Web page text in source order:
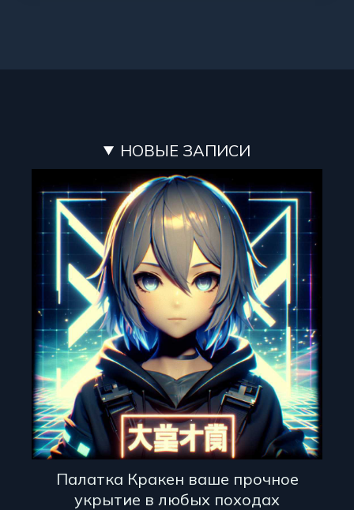
НОВЫЕ ЗАПИСИ
Палатка Кракен ваше прочное
укрытие в любых походах